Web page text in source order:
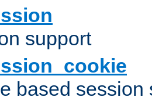
support
based session